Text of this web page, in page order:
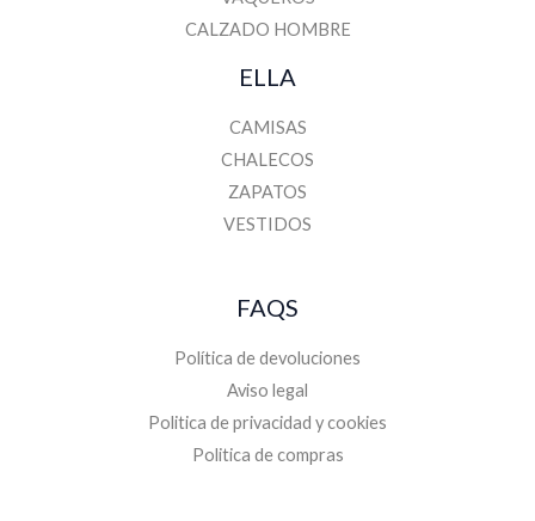
CALZADO HOMBRE
ELLA
CAMISAS
CHALECOS
ZAPATOS
VESTIDOS
FAQS
Política de devoluciones
Aviso legal
Politica de privacidad y cookies
Politica de compras